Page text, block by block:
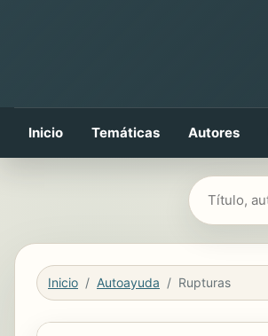
Inicio Temáticas Autores
Buscar libros
Inicio Autoayuda Rupturas